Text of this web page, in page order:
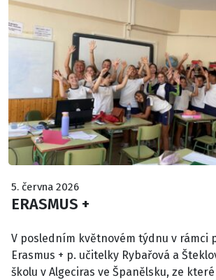
5. června 2026
ERASMUS +
V posledním květnovém týdnu v rámci
Erasmus + p. učitelky Rybařová a
školu v Algeciras ve Španělsku, ze